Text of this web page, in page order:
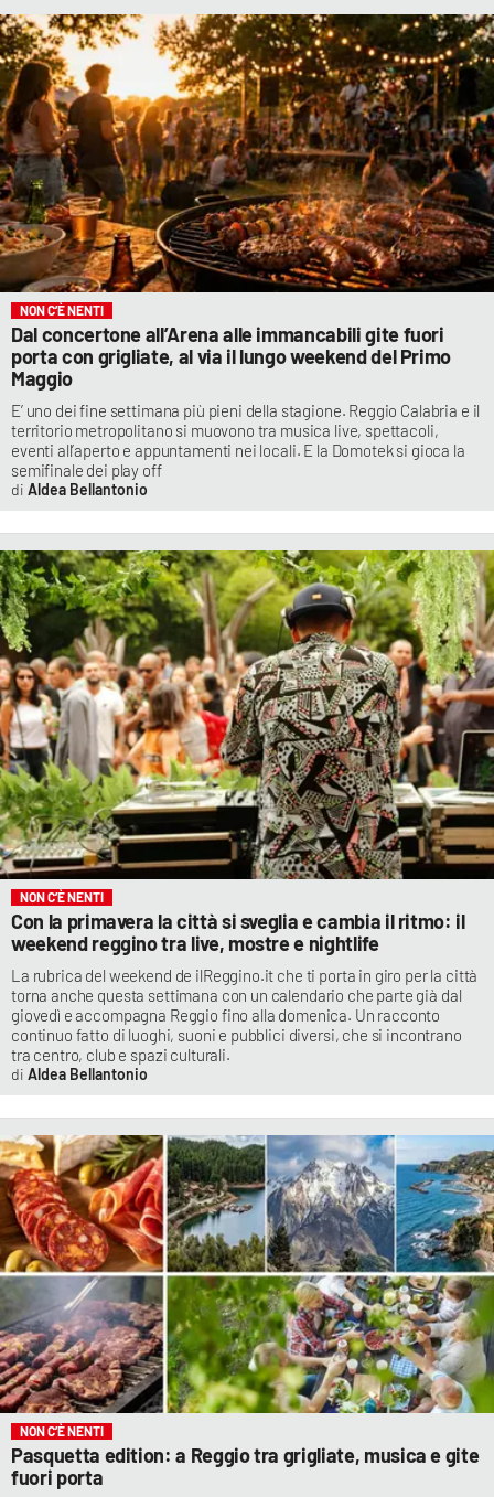
NON C’È NENTI
Dal concertone all’Arena alle immancabili gite fuori
porta con grigliate, al via il lungo weekend del Primo
Maggio
E’ uno dei fine settimana più pieni della stagione. Reggio Calabria e il
territorio metropolitano si muovono tra musica live, spettacoli,
eventi all’aperto e appuntamenti nei locali. E la Domotek si gioca la
semifinale dei play off
Aldea Bellantonio
NON C’È NENTI
Con la primavera la città si sveglia e cambia il ritmo: il
weekend reggino tra live, mostre e nightlife
La rubrica del weekend de ilReggino.it che ti porta in giro per la città
torna anche questa settimana con un calendario che parte già dal
giovedì e accompagna Reggio fino alla domenica. Un racconto
continuo fatto di luoghi, suoni e pubblici diversi, che si incontrano
tra centro, club e spazi culturali.
Aldea Bellantonio
NON C’È NENTI
Pasquetta edition: a Reggio tra grigliate, musica e gite
fuori porta